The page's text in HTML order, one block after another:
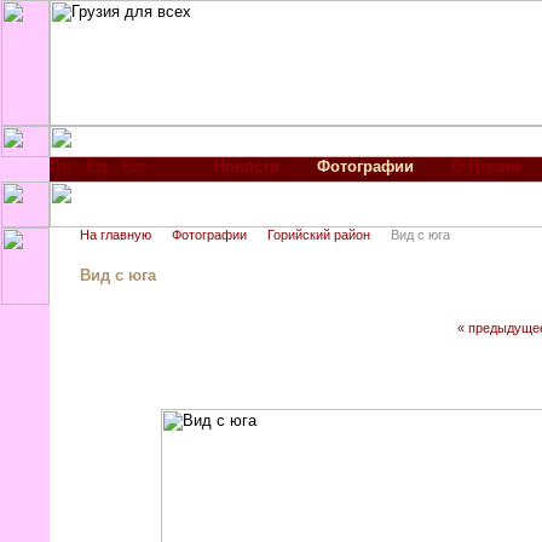
Новости Фотографии О Грузии
На главную Фотографии Горийский район Вид с юга
Вид с юга
«